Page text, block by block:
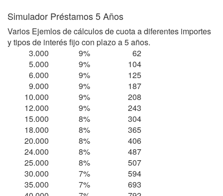
Simulador Préstamos 5 Años
Varios Ejemlos de cálculos de cuota a diferentes importes
y tipos de interés fijo con plazo a 5 años.
3.000
9%
62
5.000
9%
104
6.000
9%
125
9.000
9%
187
10.000
9%
208
12.000
9%
243
15.000
8%
304
18.000
8%
365
20.000
8%
406
24.000
8%
487
25.000
8%
507
30.000
7%
594
35.000
7%
693